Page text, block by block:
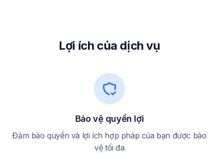
Lợi ích của dịch vụ
Bảo vệ quyền lợi
Đảm bảo quyền và lợi ích hợp pháp của bạn được bảo
vệ tối đa